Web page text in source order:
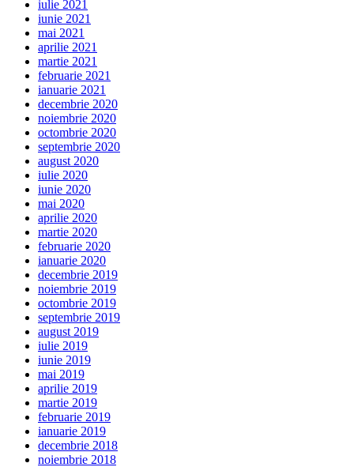
iulie 2021
iunie 2021
mai 2021
aprilie 2021
martie 2021
februarie 2021
ianuarie 2021
decembrie 2020
noiembrie 2020
octombrie 2020
septembrie 2020
august 2020
iulie 2020
iunie 2020
mai 2020
aprilie 2020
martie 2020
februarie 2020
ianuarie 2020
decembrie 2019
noiembrie 2019
octombrie 2019
septembrie 2019
august 2019
iulie 2019
iunie 2019
mai 2019
aprilie 2019
martie 2019
februarie 2019
ianuarie 2019
decembrie 2018
noiembrie 2018